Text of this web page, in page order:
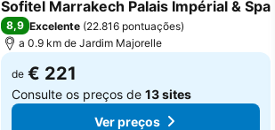
Sofitel Marrakech Palais Impérial & Spa
8,9 Excelente (22.816 pontuações)
a 0.9 km de Jardim Majorelle
de € 221
Consulte os preços de 13 sites
Ver preços